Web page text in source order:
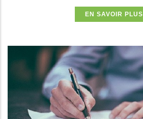
EN SAVOIR PLUS